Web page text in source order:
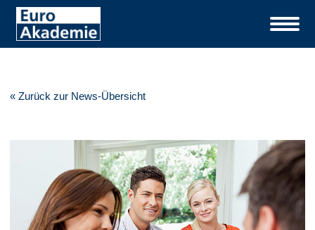
« Zurück zur News-Übersicht